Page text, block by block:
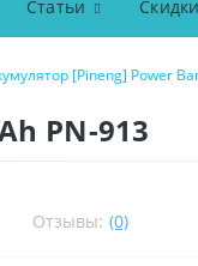
Статьи Скидки
[Pineng] Power
PN-913
Отзывы: (0)